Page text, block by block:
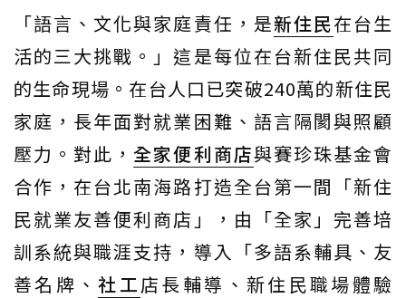
「語言、文化與家庭責任，是新住民在台生
活的三大挑戰。」這是每位在台新住民共同
的生命現場。在台人口已突破240萬的新住民
家庭，長年面對就業困難、語言隔閡與照顧
壓力。對此，全家便利商店與賽珍珠基金會
合作，在台北南海路打造全台第一間「新住
民就業友善便利商店」，由「全家」完善培
訓系統與職涯支持，導入「多語系輔具、友
善名牌、社工店長輔導、新住民職場體驗